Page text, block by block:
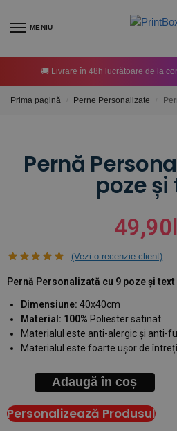
MENIU
🚚 Livrare în 48h lucrătoare de la
Prima pagină Perne Personalizate
Pernă
poze și
49,90
(Vezi o recenzie client)
Pernă Personalizată cu 9 poze și text
Dimensiune: 40x40cm
Material: 100% Poliester satinat
Materialul este anti-alergic și anti-
Materialul este foarte ușor de
Adaugă în coș
Personalizează Produsul